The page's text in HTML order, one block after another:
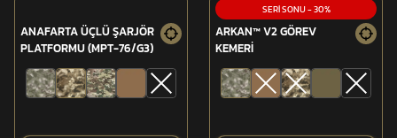
ANAFARTA ÜÇLÜ ŞARJÖR
PLATFORMU (MPT-76/G3)
SERİ SONU-30%
ARKAN™ V2 GÖREV
KEMERİ